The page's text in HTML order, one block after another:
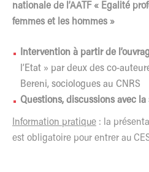
nationale de l’AATF « Egalité
femmes et les hommes »
Intervention à partir de
l’Etat » par deux des co-
Bereni, sociologues au CNRS
Questions, discussions avec
Information pratique : la
est obligatoire pour entrer au